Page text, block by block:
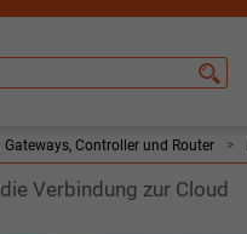
Gateways, Controller und Router >
die Verbindung zur Cloud